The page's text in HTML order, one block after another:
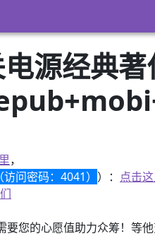
源经典
，
问密码：4041） ）： 点击
您的心愿值助力众筹！等他